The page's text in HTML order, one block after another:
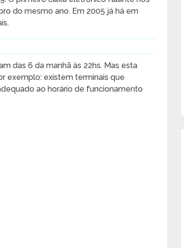
do mesmo ano. Em 2005 já há em
das 6 da manhã às 22hs. Mas esta
exemplo: existem terminais que
ao horário de funcionamento